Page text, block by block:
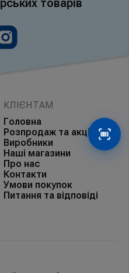
КЛІЄНТАМ
Головна
Розпродаж та акції
Виробники
Наші магазини
Про нас
Контакти
Умови покупок
Питання та відповіді